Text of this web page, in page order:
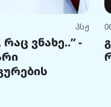
პსჟ
ვნახე..” -